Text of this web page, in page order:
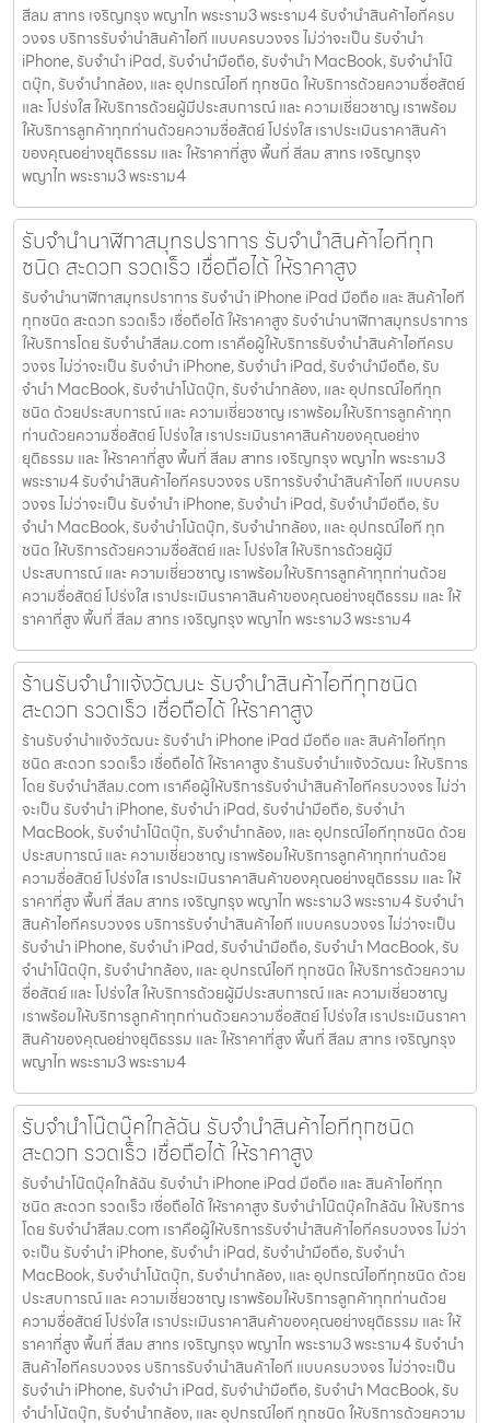
สีลม สาทร เจริญกรุง พญาไท พระราม3 พระราม4 รับจำนำสินค้าไอทีครบ
วงจร บริการรับจำนำสินค้าไอที แบบครบวงจร ไม่ว่าจะเป็น รับจำนำ
iPhone, รับจำนำ iPad, รับจำนำมือถือ, รับจำนำ MacBook, รับจำนำโน๊
ตบุ๊ก, รับจำนำกล้อง, และ อุปกรณ์ไอที ทุกชนิด ให้บริการด้วยความซื่อสัตย์
และ โปร่งใส ให้บริการด้วยผู้มีประสบการณ์ และ ความเชี่ยวชาญ เราพร้อม
ให้บริการลูกค้าทุกท่านด้วยความซื่อสัตย์ โปร่งใส เราประเมินราคาสินค้า
ของคุณอย่างยุติธรรม และ ให้ราคาที่สูง พื้นที่ สีลม สาทร เจริญกรุง
พญาไท พระราม3 พระราม4
รับจำนำนาฬิกาสมุทรปราการ รับจำนำสินค้าไอทีทุก
ชนิด สะดวก รวดเร็ว เชื่อถือได้ ให้ราคาสูง
รับจำนำนาฬิกาสมุทรปราการ รับจำนำ iPhone iPad มือถือ และ สินค้าไอที
ทุกชนิด สะดวก รวดเร็ว เชื่อถือได้ ให้ราคาสูง รับจำนำนาฬิกาสมุทรปราการ
ให้บริการโดย รับจํานําสีลม.com เราคือผู้ให้บริการรับจำนำสินค้าไอทีครบ
วงจร ไม่ว่าจะเป็น รับจำนำ iPhone, รับจำนำ iPad, รับจำนำมือถือ, รับ
จำนำ MacBook, รับจำนำโน้ตบุ๊ก, รับจำนำกล้อง, และ อุปกรณ์ไอทีทุก
ชนิด ด้วยประสบการณ์ และ ความเชี่ยวชาญ เราพร้อมให้บริการลูกค้าทุก
ท่านด้วยความซื่อสัตย์ โปร่งใส เราประเมินราคาสินค้าของคุณอย่าง
ยุติธรรม และ ให้ราคาที่สูง พื้นที่ สีลม สาทร เจริญกรุง พญาไท พระราม3
พระราม4 รับจำนำสินค้าไอทีครบวงจร บริการรับจำนำสินค้าไอที แบบครบ
วงจร ไม่ว่าจะเป็น รับจำนำ iPhone, รับจำนำ iPad, รับจำนำมือถือ, รับ
จำนำ MacBook, รับจำนำโน้ตบุ๊ก, รับจำนำกล้อง, และ อุปกรณ์ไอที ทุก
ชนิด ให้บริการด้วยความซื่อสัตย์ และ โปร่งใส ให้บริการด้วยผู้มี
ประสบการณ์ และ ความเชี่ยวชาญ เราพร้อมให้บริการลูกค้าทุกท่านด้วย
ความซื่อสัตย์ โปร่งใส เราประเมินราคาสินค้าของคุณอย่างยุติธรรม และ ให้
ราคาที่สูง พื้นที่ สีลม สาทร เจริญกรุง พญาไท พระราม3 พระราม4
ร้านรับจำนำแจ้งวัฒนะ รับจำนำสินค้าไอทีทุกชนิด
สะดวก รวดเร็ว เชื่อถือได้ ให้ราคาสูง
ร้านรับจำนำแจ้งวัฒนะ รับจำนำ iPhone iPad มือถือ และ สินค้าไอทีทุก
ชนิด สะดวก รวดเร็ว เชื่อถือได้ ให้ราคาสูง ร้านรับจำนำแจ้งวัฒนะ ให้บริการ
โดย รับจํานําสีลม.com เราคือผู้ให้บริการรับจำนำสินค้าไอทีครบวงจร ไม่ว่า
จะเป็น รับจำนำ iPhone, รับจำนำ iPad, รับจำนำมือถือ, รับจำนำ
MacBook, รับจำนำโน๊ตบุ๊ก, รับจำนำกล้อง, และ อุปกรณ์ไอทีทุกชนิด ด้วย
ประสบการณ์ และ ความเชี่ยวชาญ เราพร้อมให้บริการลูกค้าทุกท่านด้วย
ความซื่อสัตย์ โปร่งใส เราประเมินราคาสินค้าของคุณอย่างยุติธรรม และ ให้
ราคาที่สูง พื้นที่ สีลม สาทร เจริญกรุง พญาไท พระราม3 พระราม4 รับจำนำ
สินค้าไอทีครบวงจร บริการรับจำนำสินค้าไอที แบบครบวงจร ไม่ว่าจะเป็น
รับจำนำ iPhone, รับจำนำ iPad, รับจำนำมือถือ, รับจำนำ MacBook, รับ
จำนำโน๊ตบุ๊ก, รับจำนำกล้อง, และ อุปกรณ์ไอที ทุกชนิด ให้บริการด้วยความ
ซื่อสัตย์ และ โปร่งใส ให้บริการด้วยผู้มีประสบการณ์ และ ความเชี่ยวชาญ
เราพร้อมให้บริการลูกค้าทุกท่านด้วยความซื่อสัตย์ โปร่งใส เราประเมินราคา
สินค้าของคุณอย่างยุติธรรม และ ให้ราคาที่สูง พื้นที่ สีลม สาทร เจริญกรุง
พญาไท พระราม3 พระราม4
รับจำนำโน๊ตบุ๊คใกล้ฉัน รับจำนำสินค้าไอทีทุกชนิด
สะดวก รวดเร็ว เชื่อถือได้ ให้ราคาสูง
รับจำนำโน๊ตบุ๊คใกล้ฉัน รับจำนำ iPhone iPad มือถือ และ สินค้าไอทีทุก
ชนิด สะดวก รวดเร็ว เชื่อถือได้ ให้ราคาสูง รับจำนำโน๊ตบุ๊คใกล้ฉัน ให้บริการ
โดย รับจํานําสีลม.com เราคือผู้ให้บริการรับจำนำสินค้าไอทีครบวงจร ไม่ว่า
จะเป็น รับจำนำ iPhone, รับจำนำ iPad, รับจำนำมือถือ, รับจำนำ
MacBook, รับจำนำโน้ตบุ๊ก, รับจำนำกล้อง, และ อุปกรณ์ไอทีทุกชนิด ด้วย
ประสบการณ์ และ ความเชี่ยวชาญ เราพร้อมให้บริการลูกค้าทุกท่านด้วย
ความซื่อสัตย์ โปร่งใส เราประเมินราคาสินค้าของคุณอย่างยุติธรรม และ ให้
ราคาที่สูง พื้นที่ สีลม สาทร เจริญกรุง พญาไท พระราม3 พระราม4 รับจำนำ
สินค้าไอทีครบวงจร บริการรับจำนำสินค้าไอที แบบครบวงจร ไม่ว่าจะเป็น
รับจำนำ iPhone, รับจำนำ iPad, รับจำนำมือถือ, รับจำนำ MacBook, รับ
จำนำโน้ตบุ๊ก, รับจำนำกล้อง, และ อุปกรณ์ไอที ทุกชนิด ให้บริการด้วยความ